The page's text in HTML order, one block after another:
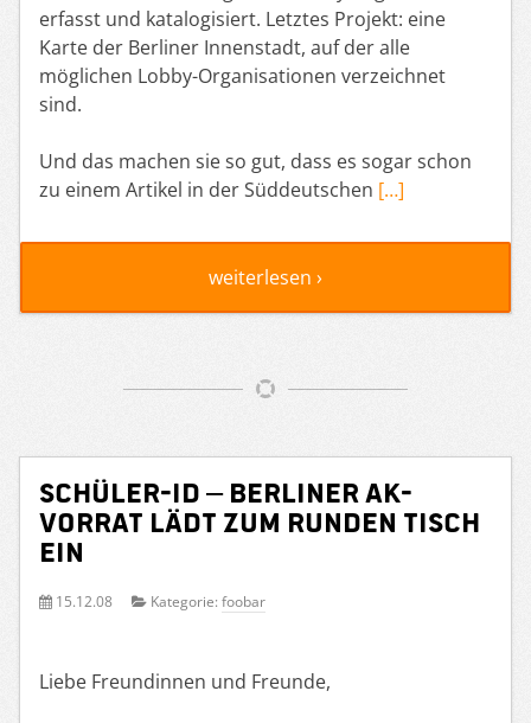
erfasst und katalogisiert. Letztes Projekt: eine
Karte der Berliner Innenstadt, auf der alle
möglichen Lobby-Organisationen verzeichnet
sind.
Und das machen sie so gut, dass es sogar schon
zu einem Artikel in der Süddeutschen […]
weiterlesen ›
Schüler-ID – Berliner AK-
Vorrat lädt zum Runden Tisch
ein
15.12.08 Kategorie: foobar
Liebe Freundinnen und Freunde,